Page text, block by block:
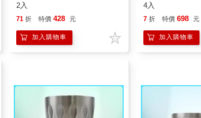
2入
71 折 特價 428 元
加入購物車
4入
7 折 特價 698 元
加入購物車